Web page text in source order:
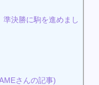
決勝に駒を進めまし
さんの記事)